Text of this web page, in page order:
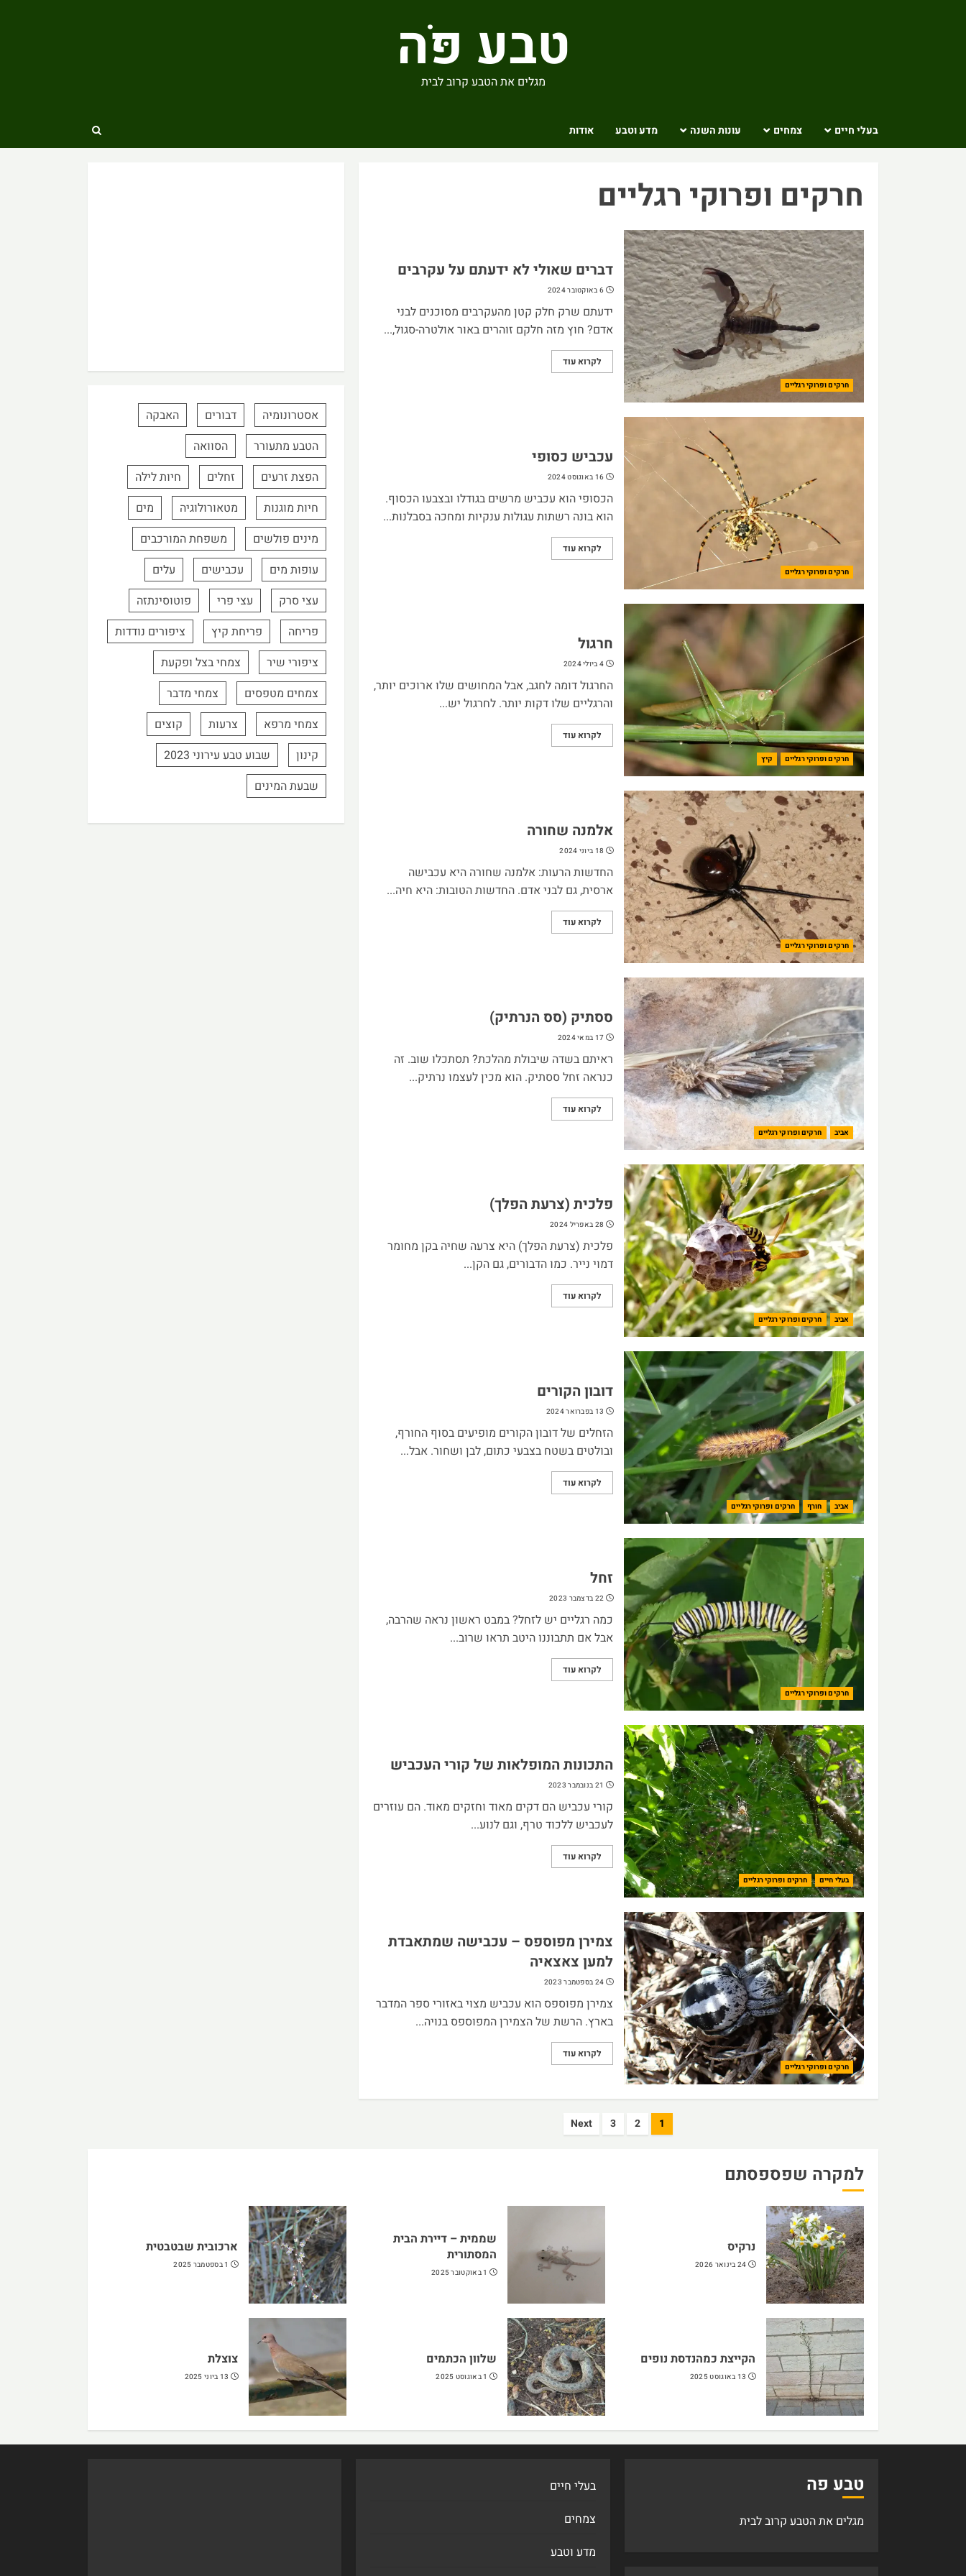
טבע פֹּה
מגלים את הטבע קרוב לבית
בעלי חיים צמחים עונות השנה מדע וטבע אודות
חרקים ופרוקי רגליים
חרקים ופרוקי רגליים
דברים שאולי לא ידעתם על עקרבים
6 באוקטובר 2024
ידעתם שרק חלק קטן מהעקרבים מסוכנים לבני
אדם? חוץ מזה חלקם זוהרים באור אולטרה-סגול,...
לקרוא עוד
חרקים ופרוקי רגליים
עכביש כסופי
16 באוגוסט 2024
הכסופי הוא עכביש מרשים בגודלו ובצבעו הכסוף.
הוא בונה רשתות עגולות ענקיות ומחכה בסבלנות...
לקרוא עוד
חרקים ופרוקי רגליים קיץ
חרגול
4 ביולי 2024
החרגול דומה לחגב, אבל המחושים שלו ארוכים יותר,
והרגליים שלו דקות יותר. לחרגול יש...
לקרוא עוד
חרקים ופרוקי רגליים
אלמנה שחורה
18 ביוני 2024
החדשות הרעות: אלמנה שחורה היא עכבישה
ארסית, גם לבני אדם. החדשות הטובות: היא חיה...
לקרוא עוד
אביב חרקים ופרוקי רגליים
ססתיק (סס הנרתיק)
17 במאי 2024
ראיתם בשדה שיבולת מהלכת? תסתכלו שוב. זה
כנראה זחל ססתיק. הוא מכין לעצמו נרתיק...
לקרוא עוד
אביב חרקים ופרוקי רגליים
פלכית (צרעת הפלך)
28 באפריל 2024
פלכית (צרעת הפלך) היא צרעה שחיה בקן מחומר
דמוי נייר. כמו הדבורים, גם הקן...
לקרוא עוד
אביב חורף חרקים ופרוקי רגליים
דובון הקורים
13 בפברואר 2024
הזחלים של דובון הקורים מופיעים בסוף החורף,
ובולטים בשטח בצבעי כתום, לבן ושחור. אבל...
לקרוא עוד
חרקים ופרוקי רגליים
זחל
22 בדצמבר 2023
כמה רגליים יש לזחל? במבט ראשון נראה שהרבה,
אבל אם תתבוננו היטב תראו שרוב...
לקרוא עוד
בעלי חיים חרקים ופרוקי רגליים
התכונות המופלאות של קורי העכביש
21 בנובמבר 2023
קורי עכביש הם דקים מאוד וחזקים מאוד. הם עוזרים
לעכביש ללכוד טרף, וגם לנוע...
לקרוא עוד
חרקים ופרוקי רגליים
צמירן מפוספס – עכבישה שמתאבדת
למען צאצאיה‎
24 בספטמבר 2023
צמירן מפוספס הוא עכביש מצוי באזורי ספר המדבר
בארץ. הרשת של הצמירן המפוספס בנויה...
לקרוא עוד
1
2
3
Next
אסטרונומיה דבורים
האבקה
הטבע מתעורר
הסוואה
הפצת זרעים
זחלים
חיות לילה
חיות מוגנות
מטאורולוגיה
מים
מינים פולשים
משפחת המורכבים
עופות מים
עכבישים
עלים
עצי סרק
עצי פרי
פוטוסינתזה
פריחה
פריחת קיץ
ציפורים נודדות
ציפורי שיר
צמחי בצל ופקעת
צמחים מטפסים
צמחי מדבר
צמחי מרפא
צרעות
קוצים
קינון
שבוע טבע עירוני 2023
שבעת המינים
למקרה שפספסתם
נרקיס
24 בינואר 2026
שממית – דיירת הבית
המסתורית
1 באוקטובר 2025
ארכובית שבטבטית
1 בספטמבר 2025
הקייצת כמהנדסת נופים
13 באוגוסט 2025
שלוון הכתמים
1 באוגוסט 2025
צוצלת
13 ביוני 2025
טבע פה
מגלים את הטבע קרוב לבית
בעלי חיים
צמחים
מדע וטבע